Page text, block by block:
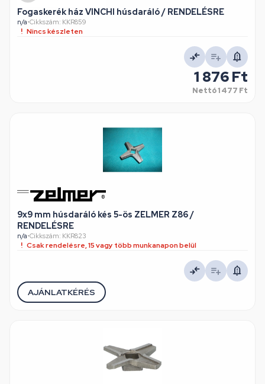
Fogaskerék ház VINCHI húsdaráló / RENDELÉSRE
n/a•Cikkszám: KKR859
Nincs készleten
1 876 Ft
Nettó1 477 Ft
9x9 mm húsdaráló kés 5-ös ZELMER Z86 /
RENDELÉSRE
n/a•Cikkszám: KKR823
Csak rendelésre, 15 vagy több munkanapon belül
AJÁNLATKÉRÉS